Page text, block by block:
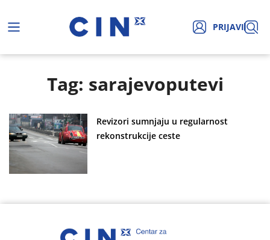
PRIJAVI
Tag: sarajevoputevi
Revizori sumnjaju u regularnost
rekonstrukcije ceste